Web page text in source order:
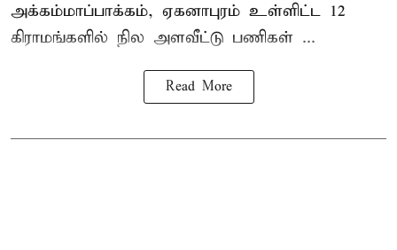
அக்கம்மாப்பாக்கம், ஏகனாபுரம் உள்ளிட்ட 12
கிராமங்களில் நில அளவீட்டு பணிகள் ...
Read More